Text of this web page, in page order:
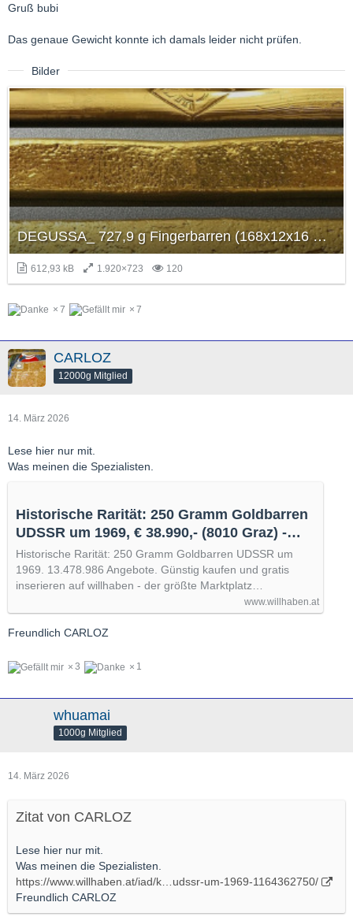
Gruß bubi
Das genaue Gewicht konnte ich damals leider nicht prüfen.
Bilder
DEGUSSA_ 727,9 g Fingerbarren (168x12x16 mm).jpg
612,93 kB 1.920×723 120
7 7
CARLOZ
12000g Mitglied
14. März 2026
Lese hier nur mit.
Was meinen die Spezialisten.
Historische Rarität: 250 Gramm Goldbarren
UDSSR um 1969, € 38.990,- (8010 Graz) -
willhaben
Historische Rarität: 250 Gramm Goldbarren UDSSR um
1969. 13.478.986 Angebote. Günstig kaufen und gratis
inserieren auf willhaben - der größte Marktplatz…
www.willhaben.at
Freundlich CARLOZ
3 1
whuamai
1000g Mitglied
14. März 2026
Zitat von CARLOZ
Lese hier nur mit.
Was meinen die Spezialisten.
https://www.willhaben.at/iad/k…udssr-um-1969-1164362750/
Freundlich CARLOZ